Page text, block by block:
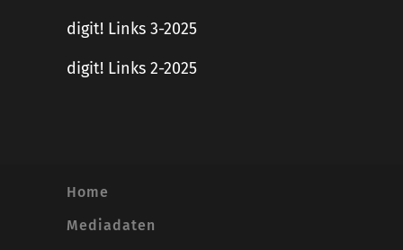
digit! Links 3-2025
digit! Links 2-2025
Home
Mediadaten